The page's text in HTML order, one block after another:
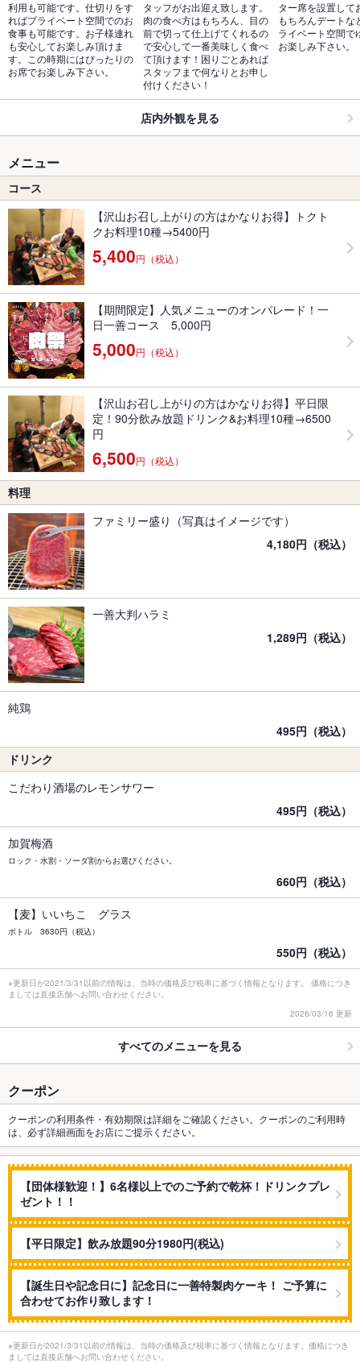
利用も可能です。仕切りをす
ればプライベート空間でのお
食事も可能です。お子様連れ
も安心してお楽しみ頂けま
す。この時期にはぴったりの
お席でお楽しみ下さい。
タッフがお出迎え致します。
肉の食べ方はもちろん、目の
前で切って仕上げてくれるの
で安心して一番美味しく食べ
て頂けます！困りごとあれば
スタッフまで何なりとお申し
付けください！
ター席を設置して
もちろんデート
ライベート空間で
お楽しみ下さい。
店内外観を見る
メニュー
コース
【沢山お召し上がりの方はかなりお得】トクト
クお料理10種→5400円
5,400円（税込）
【期間限定】人気メニューのオンパレード！一
日一善コース 5,000円
5,000円（税込）
【沢山お召し上がりの方はかなりお得】平日限
定！90分飲み放題ドリンク&お料理10種→6500
円
6,500円（税込）
料理
ファミリー盛り（写真はイメージです）
4,180円（税込）
一善大判ハラミ
1,289円（税込）
純鶏
495円（税込）
ドリンク
こだわり酒場のレモンサワー
495円（税込）
加賀梅酒
ロック・水割・ソーダ割からお選びください。
660円（税込）
【麦】いいちこ グラス
ボトル 3630円（税込）
550円（税込）
※更新日が2021/3/31以前の情報は、当時の価格及び税率に基づく情報となります。 価格につき
ましては直接店舗へお問い合わせください。
2026/03/16 更新
すべてのメニューを見る
クーポン
クーポンの利用条件・有効期限は詳細をご確認ください。クーポンのご利用時
は、必ず詳細画面をお店にご提示ください。
【団体様歓迎！】6名様以上でのご予約で乾杯！ドリンクプレ
ゼント！！
【平日限定】飲み放題90分1980円(税込)
【誕生日や記念日に】記念日に一善特製肉ケーキ！ ご予算に
合わせてお作り致します！
※更新日が2021/3/31以前の情報は、当時の価格及び税率に基づく情報となります。価格につき
ましては直接店舗へお問い合わせください。